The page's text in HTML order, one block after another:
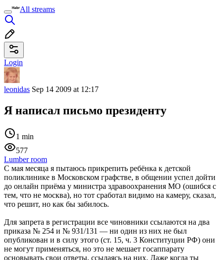
All streams
Login
leonidas Sep 14 2009 at 12:17
Я написал письмо президенту
1 min
577
Lumber room
С мая месяца я пытаюсь прикрепить ребёнка к детской
поликлинике в Московском графстве, в общении успел дойти
до онлайн приёма у министра здравоохранения МО (ошибся с
тем, что не москва), но тот сработал видимо на камеру, сказал,
что решит, но как бы забилось.
Для запрета в регистрации все чиновники ссылаются на два
приказа № 254 и № 931/131 — ни один из них не был
опубликован и в силу этого (ст. 15, ч. 3 Конституции РФ) они
не могут применяться, но это не мешает госаппарату
основывать свои ответы, ссылаясь на них. Даже когда ты